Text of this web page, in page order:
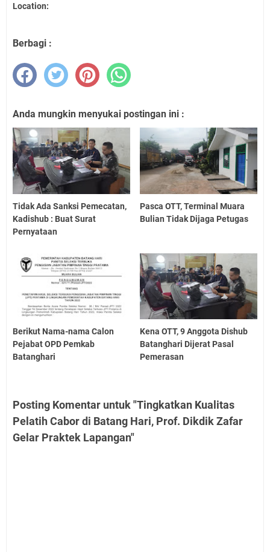
Location:
Berbagi :
Anda mungkin menyukai postingan ini :
Tidak Ada Sanksi Pemecatan,
Kadishub : Buat Surat
Pernyataan
Pasca OTT, Terminal Muara
Bulian Tidak Dijaga Petugas
Berikut Nama-nama Calon
Pejabat OPD Pemkab
Batanghari
Kena OTT, 9 Anggota Dishub
Batanghari Dijerat Pasal
Pemerasan
Posting Komentar untuk "Tingkatkan Kualitas
Pelatih Cabor di Batang Hari, Prof. Dikdik Zafar
Gelar Praktek Lapangan"